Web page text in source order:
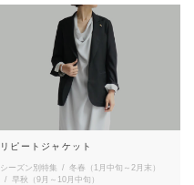
リピートジャケット
シーズン別特集
冬春（1月中旬～2月末）
早秋（9月～10月中旬）